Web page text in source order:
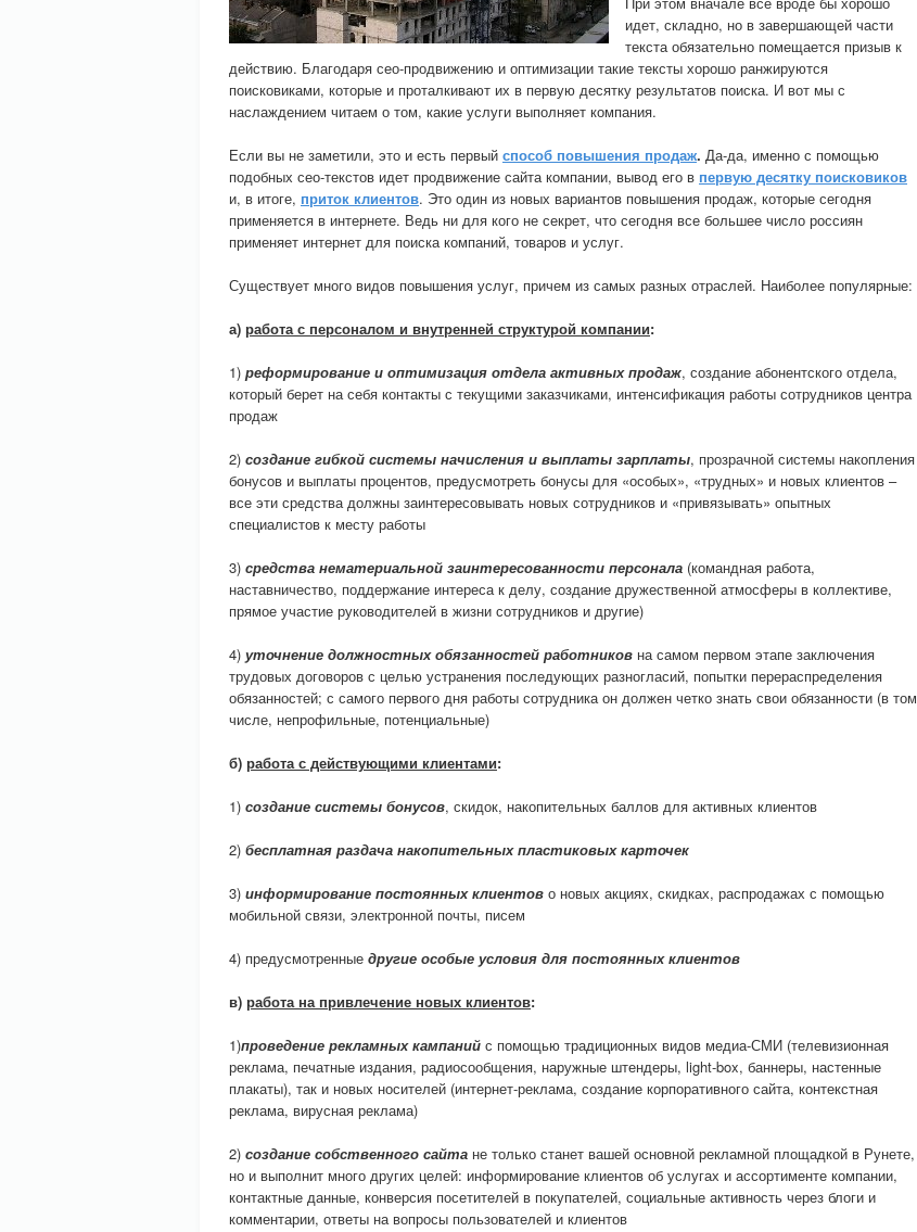
идет, складно, но в завершающей части
текста обязательно помещается призыв к
действию. Благодаря сео-продвижению и оптимизации такие тексты хорошо ранжируются
поисковиками, которые и проталкивают их в первую десятку результатов поиска. И вот мы с
наслаждением читаем о том, какие услуги выполняет компания.
Если вы не заметили, это и есть первый способ повышения продаж. Да-да, именно с помощью
подобных сео-текстов идет продвижение сайта компании, вывод его в первую десятку поисковиков
и, в итоге, приток клиентов. Это один из новых вариантов повышения продаж, которые сегодня
применяется в интернете. Ведь ни для кого не секрет, что сегодня все большее число россиян
применяет интернет для поиска компаний, товаров и услуг.
Существует много видов повышения услуг, причем из самых разных отраслей. Наиболее популярные:
а) работа с персоналом и внутренней структурой компании:
1) реформирование и оптимизация отдела активных продаж, создание абонентского отдела,
который берет на себя контакты с текущими заказчиками, интенсификация работы сотрудников центра
продаж
2) создание гибкой системы начисления и выплаты зарплаты, прозрачной системы накопления
бонусов и выплаты процентов, предусмотреть бонусы для «особых», «трудных» и новых клиентов –
все эти средства должны заинтересовывать новых сотрудников и «привязывать» опытных
специалистов к месту работы
3) средства нематериальной заинтересованности персонала (командная работа,
наставничество, поддержание интереса к делу, создание дружественной атмосферы в коллективе,
прямое участие руководителей в жизни сотрудников и другие)
4) уточнение должностных обязанностей работников на самом первом этапе заключения
трудовых договоров с целью устранения последующих разногласий, попытки перераспределения
обязанностей; с самого первого дня работы сотрудника он должен четко знать свои обязанности (в том
числе, непрофильные, потенциальные)
б) работа с действующими клиентами:
1) создание системы бонусов, скидок, накопительных баллов для активных клиентов
2) бесплатная раздача накопительных пластиковых карточек
3) информирование постоянных клиентов о новых акциях, скидках, распродажах с помощью
мобильной связи, электронной почты, писем
4) предусмотренные другие особые условия для постоянных клиентов
в) работа на привлечение новых клиентов:
1)проведение рекламных кампаний с помощью традиционных видов медиа-СМИ (телевизионная
реклама, печатные издания, радиосообщения, наружные штендеры, light-box, баннеры, настенные
плакаты), так и новых носителей (интернет-реклама, создание корпоративного сайта, контекстная
реклама, вирусная реклама)
2) создание собственного сайта не только станет вашей основной рекламной площадкой в Рунете,
но и выполнит много других целей: информирование клиентов об услугах и ассортименте компании,
контактные данные, конверсия посетителей в покупателей, социальные активность через блоги и
комментарии, ответы на вопросы пользователей и клиентов